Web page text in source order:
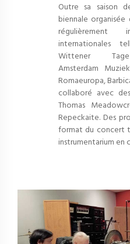
Outre sa saison
biennale
internationales
Wittener
Amsterdam
Romaeuropa,
collaboré avec
Thomas
Repeckaite. Des
format du concert
instrumentarium